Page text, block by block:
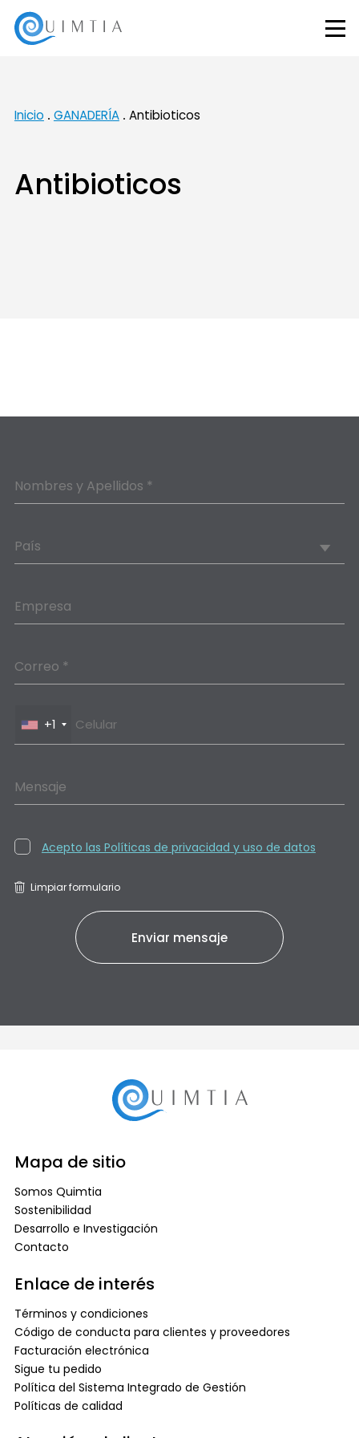
Inicio GANADERÍA Antibioticos
Antibioticos
Nombres y Apellidos *
País
Empresa
Correo *
+1
Mensaje
Acepto las Políticas de privacidad y uso de datos
Limpiar formulario
Mapa de sitio
Somos Quimtia
Sostenibilidad
Desarrollo e Investigación
Contacto
Enlace de interés
Términos y condiciones
Código de conducta para clientes y proveedores
Facturación electrónica
Sigue tu pedido
Política del Sistema Integrado de Gestión
Políticas de calidad